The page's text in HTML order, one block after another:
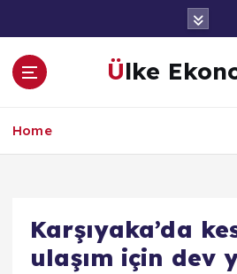
a
Ülke
Home
Karşıyaka’da
ulaşım için dev